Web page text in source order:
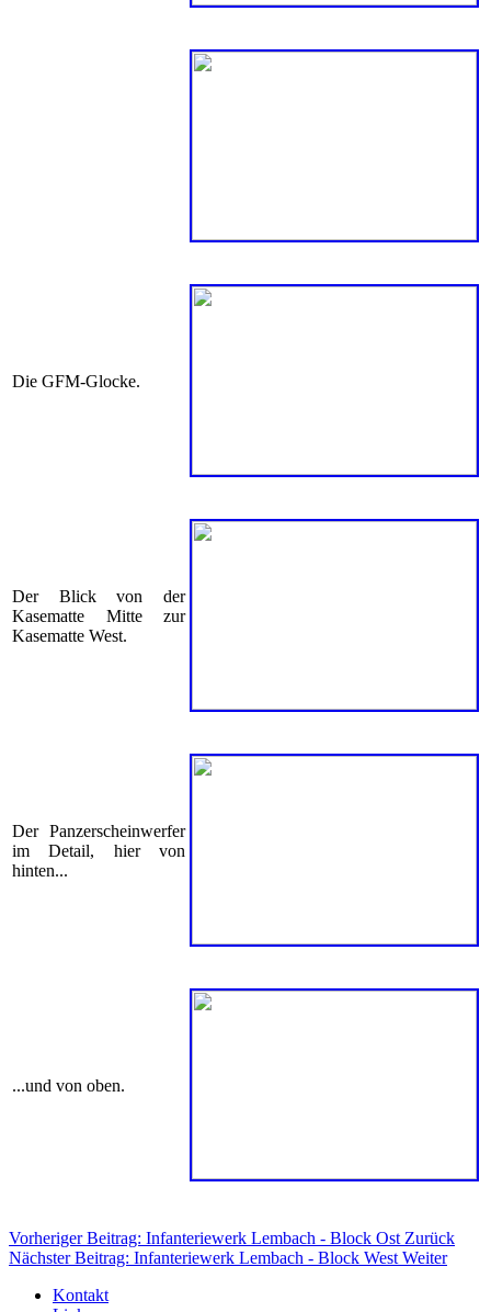
Die GFM-Glocke.
Der Blick von der
Kasematte Mitte zur
Kasematte West.
Der Panzerscheinwerfer
im Detail, hier von
hinten...
...und von oben.
Vorheriger Beitrag: Infanteriewerk Lembach - Block OstZurück
Nächster Beitrag: Infanteriewerk Lembach - Block WestWeiter
Kontakt